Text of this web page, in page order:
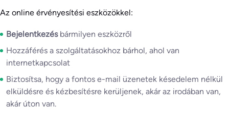
Az online érvényesítési eszközökkel:
Bejelentkezés bármilyen eszközről
Hozzáférés a szolgáltatásokhoz bárhol, ahol van
internetkapcsolat
Biztosítsa, hogy a fontos e-mail üzenetek késedelem nélkül
elküldésre és kézbesítésre kerüljenek, akár az irodában van,
akár úton van.